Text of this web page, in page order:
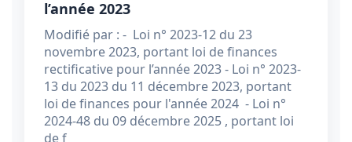
l’année 2023
Modifié par : - Loi n° 2023-12 du 23
novembre 2023, portant loi de finances
rectificative pour l’année 2023 - Loi n° 2023-
13 du 2023 du 11 décembre 2023, portant
loi de finances pour l'année 2024 - Loi n°
2024-48 du 09 décembre 2025 , portant loi
de f